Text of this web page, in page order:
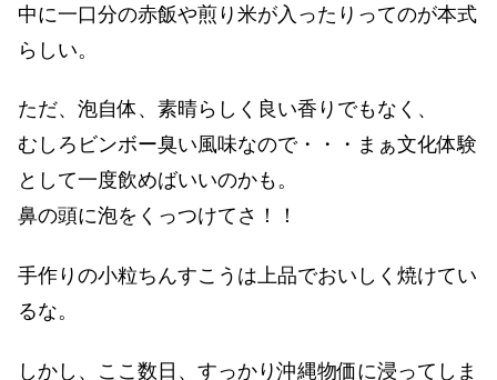
中に一口分の赤飯や煎り米が入ったりってのが本式
らしい。
ただ、泡自体、素晴らしく良い香りでもなく、
むしろビンボー臭い風味なので・・・まぁ文化体験
として一度飲めばいいのかも。
鼻の頭に泡をくっつけてさ！！
手作りの小粒ちんすこうは上品でおいしく焼けてい
るな。
しかし、ここ数日、すっかり沖縄物価に浸ってしま